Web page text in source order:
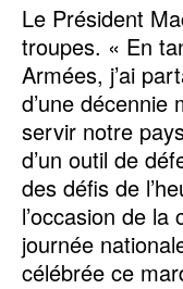
Le Président
troupes. « En
Armées, j’ai
d’une décennie
servir notre
d’un outil de
des défis de
l’occasion de
journée
célébrée ce